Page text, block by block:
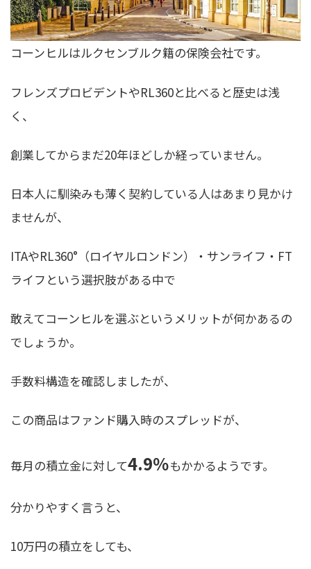
コーンヒルはルクセンブルク籍の保険会社です。
フレンズプロビデントやRL360と比べると歴史は浅
く、
創業してからまだ20年ほどしか経っていません。
日本人に馴染みも薄く契約している人はあまり見かけ
ませんが、
ITAやRL360°（ロイヤルロンドン）・サンライフ・FT
ライフという選択肢がある中で
敢えてコーンヒルを選ぶというメリットが何かあるの
でしょうか。
手数料構造を確認しましたが、
この商品はファンド購入時のスプレッドが、
毎月の積立金に対して4.9％もかかるようです。
分かりやすく言うと、
10万円の積立をしても、